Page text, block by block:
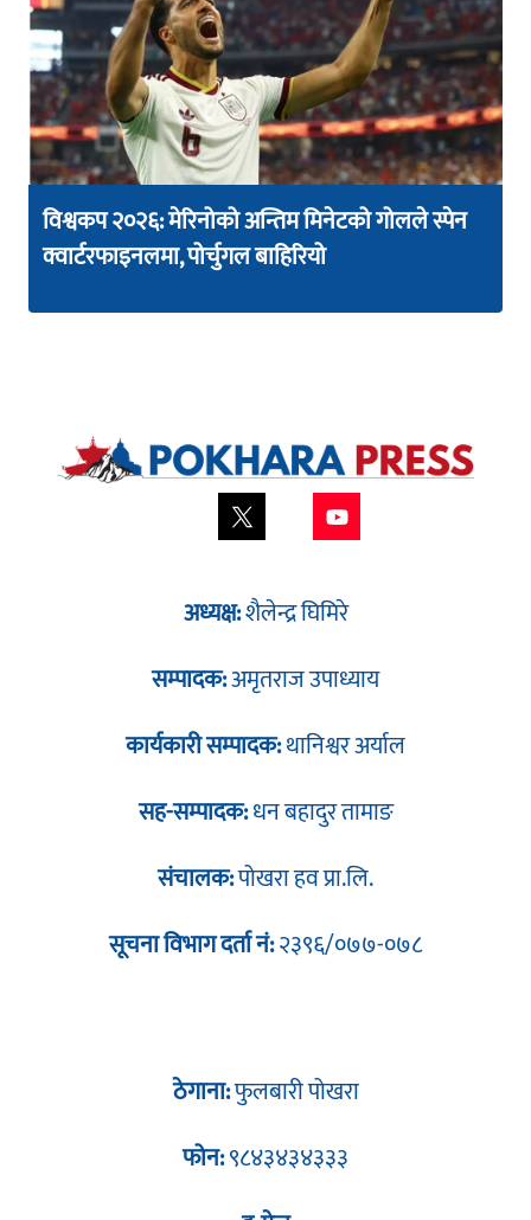
विश्वकप २०२६: मेरिनोको अन्तिम मिनेटको गोलले स्पेन
क्वार्टरफाइनलमा, पोर्चुगल बाहिरियो
अध्यक्ष:शैलेन्द्र घिमिरे
सम्पादक:अमृतराज उपाध्याय
कार्यकारी सम्पादक:थानिश्वर अर्याल
सह-सम्पादक:धन बहादुर तामाङ
संचालक:पोखरा हव प्रा.लि.
सूचना विभाग दर्ता नं:२३९६/०७७-०७८
ठेगाना:फुलबारी पोखरा
फोन:९८४३४३४३३३